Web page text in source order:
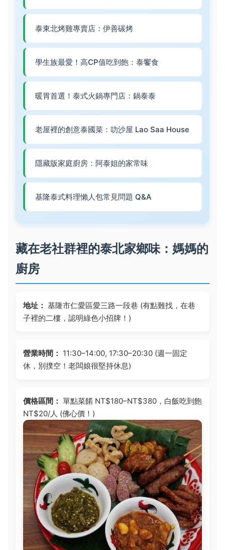
泰東北烤雞專賣店：伊善碳烤
學生族最愛！高CP值吃到飽：泰饗食
暖胃首選！泰式火鍋專門店：鍋泰泰
老屋裡的創意泰國菜：叻沙屋 Lao Saa House
隱藏版家庭廚房：阿泰姐的家常味
基隆泰式料理懶人包常見問題 Q&A
藏在老社群裡的泰北家鄉味：媽媽的
廚房
地址： 基隆市仁愛區愛三路一段巷 (有點難找，在巷
子裡的二樓，認明綠色小招牌！)
營業時間： 11:30–14:00, 17:30–20:30 (週一固定
休，別撲空！老闆娘很堅持休息)
價格區間： 單點菜餚 NT$180–NT$380，白飯吃到飽
NT$20/人 (佛心價！)